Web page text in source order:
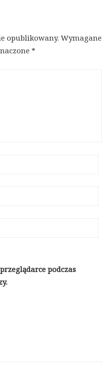
opublikowany. Wymagane
*
podczas